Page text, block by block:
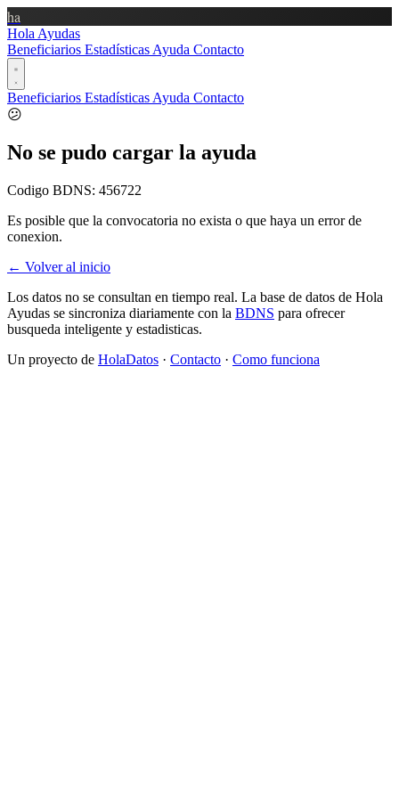
ha
Hola Ayudas
Beneficiarios Estadísticas Ayuda Contacto
Beneficiarios Estadísticas Ayuda Contacto
😕
No se pudo cargar la ayuda
Codigo BDNS: 456722
Es posible que la convocatoria no exista o que haya un error de
conexion.
← Volver al inicio
Los datos no se consultan en tiempo real. La base de datos de Hola
Ayudas se sincroniza diariamente con la BDNS para ofrecer
busqueda inteligente y estadisticas.
Un proyecto de HolaDatos · Contacto · Como funciona